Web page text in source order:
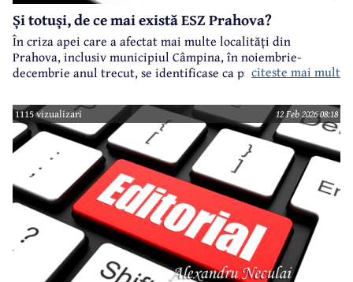
Și totuși, de ce mai există ESZ Prahova?
În criza apei care a afectat mai multe localități din
Prahova, inclusiv municipiul Câmpina, în noiembrie-
decembrie anul trecut, se identificase ca principal vinovat
Administrația Națională "Apele Române"
citeste mai mult
1115 vizualizari 12 Feb 2026 08:18